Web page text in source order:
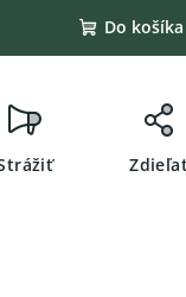
Do košíka